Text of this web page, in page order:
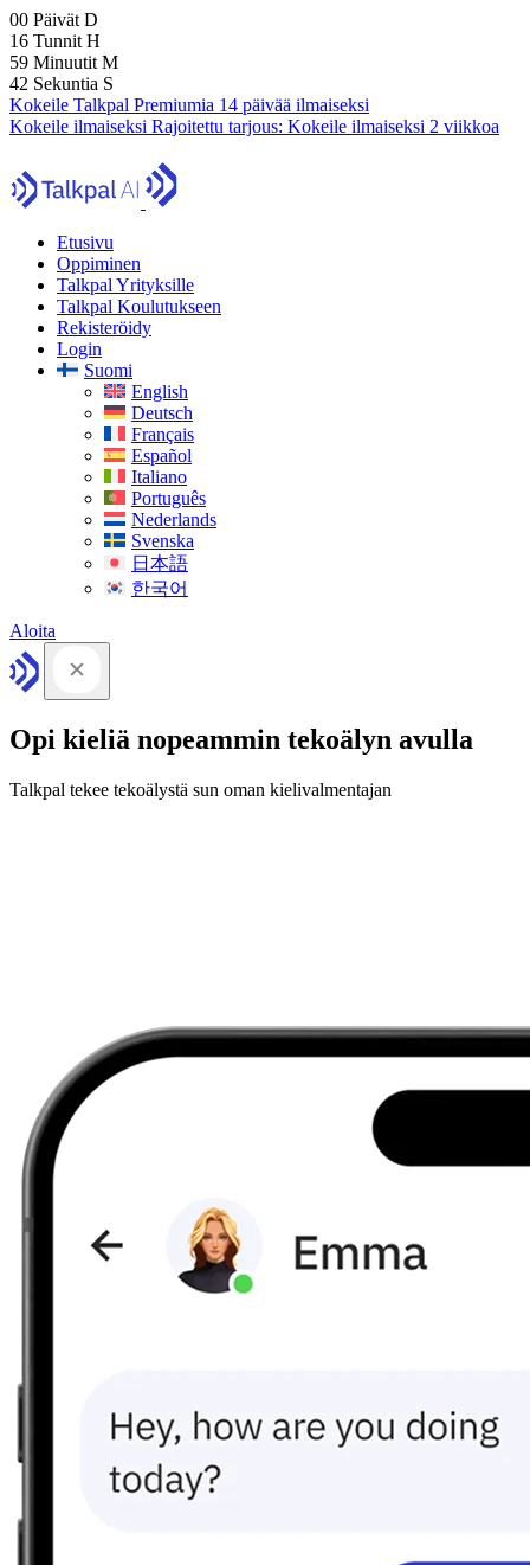
00 Päivät D
16 Tunnit H
59 Minuutit M
40 Sekuntia S
Kokeile Talkpal Premiumia 14 päivää ilmaiseksi
Kokeile ilmaiseksi Rajoitettu tarjous: Kokeile ilmaiseksi 2 viikkoa
Etusivu
Oppiminen
Talkpal Yrityksille
Talkpal Koulutukseen
Rekisteröidy
Login
Suomi
English
Deutsch
Français
Español
Italiano
Português
Nederlands
Svenska
日本語
한국어
Aloita
Opi kieliä nopeammin tekoälyn avulla
Talkpal tekee tekoälystä sun oman kielivalmentajan